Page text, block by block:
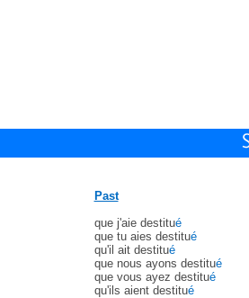
Past
que j'aie destitué
que tu aies destitué
qu'il ait destitué
que nous ayons destitué
que vous ayez destitué
qu'ils aient destitué